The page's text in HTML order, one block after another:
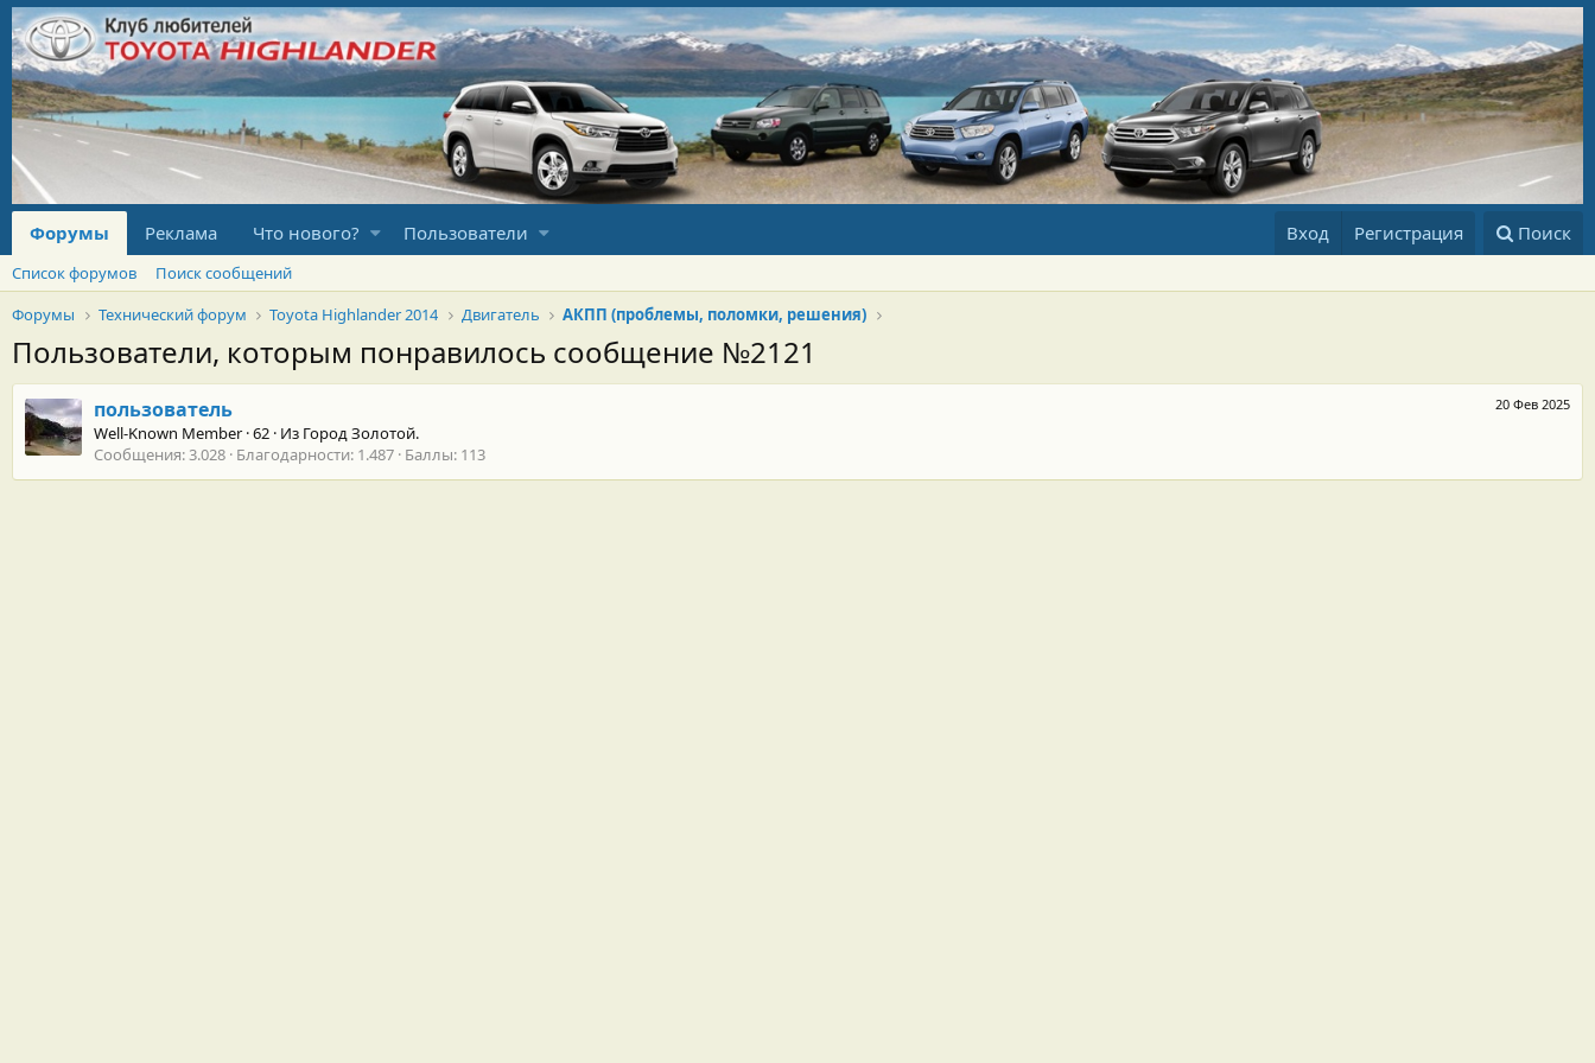
Форумы Реклама Что нового? Пользователи Вход Регистрация Поиск
Список форумов
Поиск сообщений
Форумы
Технический форум Toyota Highlander 2014 Двигатель АКПП (проблемы, поломки, решения)
Пользователи, которым понравилось сообщение №2121
20 Фев 2025
пользователь
Well-Known Member ·62 · Из Город Золотой.
Сообщения 3.028 Благодарности 1.487 Баллы 113